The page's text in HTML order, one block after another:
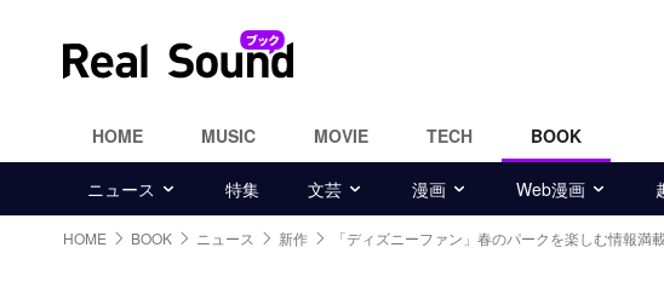
HOME MUSIC MOVIE TECH BOOK
ニュース 特集 文芸 漫画 Web漫画
HOME BOOK ニュース 新作 「ディズニーファン」春のパークを楽しむ情報満